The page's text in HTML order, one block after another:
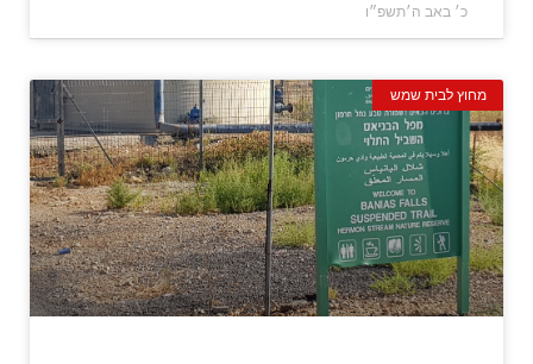
כ׳ באב ה׳תשפ״ו
מחוץ לבית שמש